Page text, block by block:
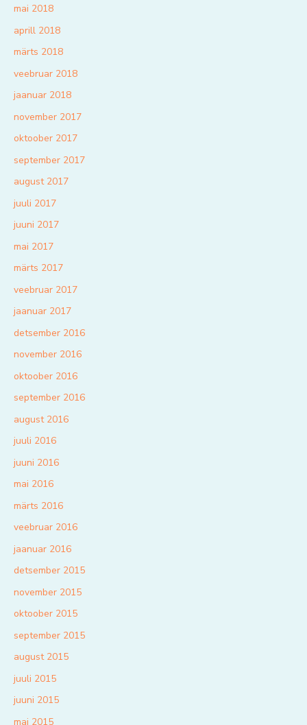
mai 2018
aprill 2018
märts 2018
veebruar 2018
jaanuar 2018
november 2017
oktoober 2017
september 2017
august 2017
juuli 2017
juuni 2017
mai 2017
märts 2017
veebruar 2017
jaanuar 2017
detsember 2016
november 2016
oktoober 2016
september 2016
august 2016
juuli 2016
juuni 2016
mai 2016
märts 2016
veebruar 2016
jaanuar 2016
detsember 2015
november 2015
oktoober 2015
september 2015
august 2015
juuli 2015
juuni 2015
mai 2015